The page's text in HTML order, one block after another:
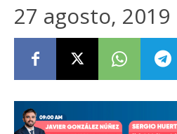
27 agosto, 2019